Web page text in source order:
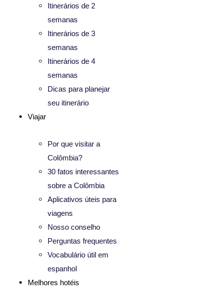
Itinerários de 2
semanas
Itinerários de 3
semanas
Itinerários de 4
semanas
Dicas para planejar
seu itinerário
Viajar
Por que visitar a
Colômbia?
30 fatos interessantes
sobre a Colômbia
Aplicativos úteis para
viagens
Nosso conselho
Perguntas frequentes
Vocabulário útil em
espanhol
Melhores hotéis